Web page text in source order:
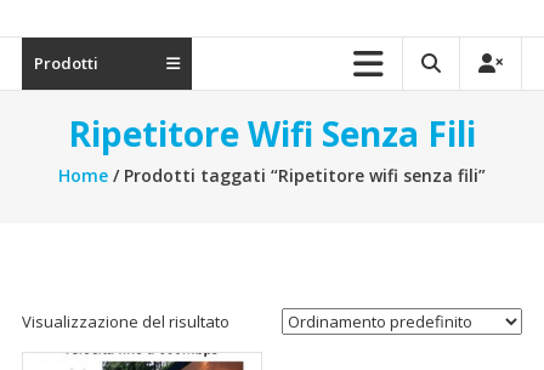
Prodotti
Ripetitore Wifi Senza Fili
Home/ Prodotti taggati “Ripetitore wifi senza fili”
Visualizzazione del risultato